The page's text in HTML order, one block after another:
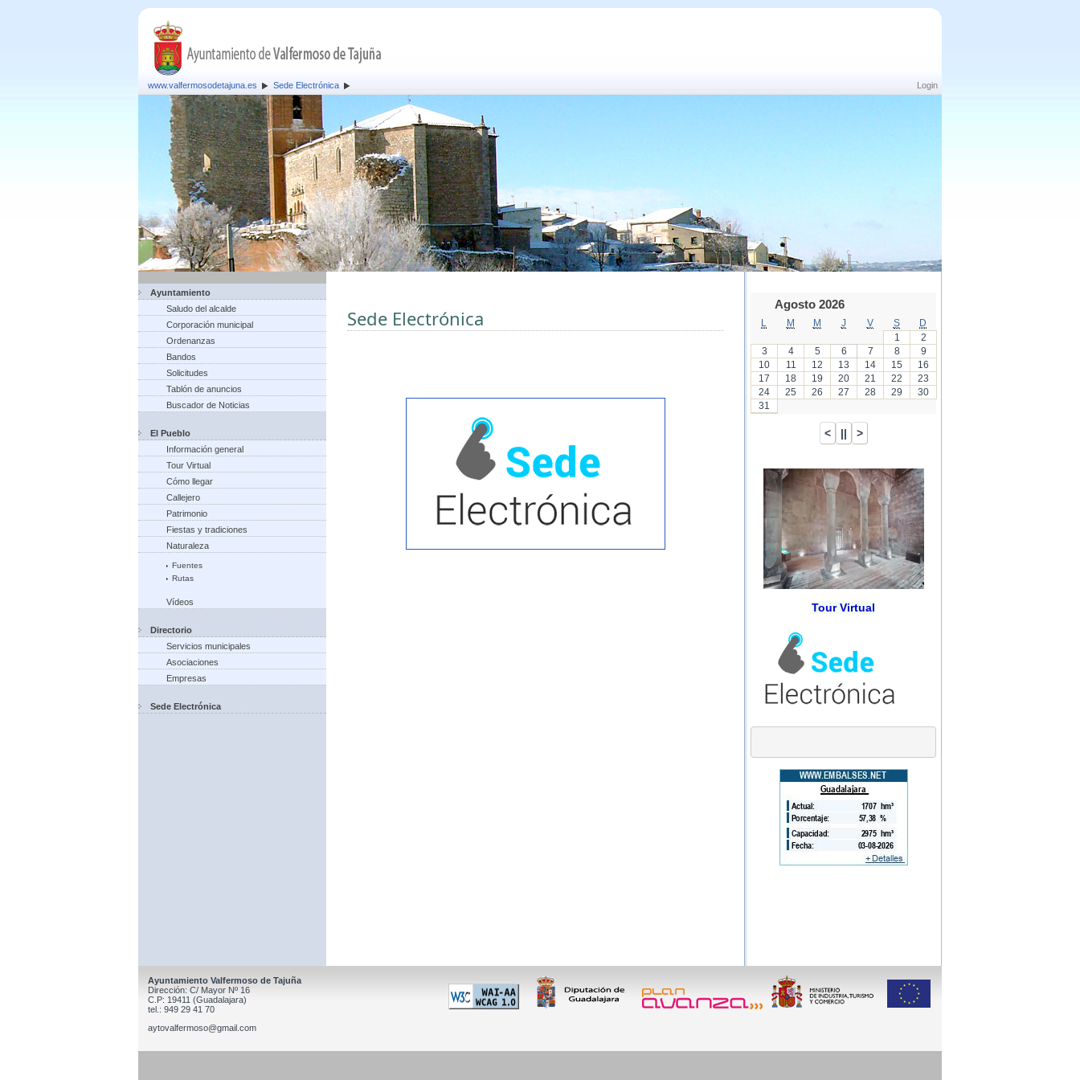
Login
www.valfermosodetajuna.es Sede Electrónica
Ayuntamiento
Saludo del alcalde
Corporación municipal
Ordenanzas
Bandos
Solicitudes
Tablón de anuncios
Buscador de Noticias
El Pueblo
Información general
Tour Virtual
Cómo llegar
Callejero
Patrimonio
Fiestas y tradiciones
Naturaleza
Fuentes
Rutas
Vídeos
Directorio
Servicios municipales
Asociaciones
Empresas
Sede Electrónica
Sede Electrónica
Agosto 2026
M M J V S
D
1
2
3
4 5 6 7 8
9
10
11 12 13 14 15
16
17
18 19 20 21 22
23
24
25 26 27 28 29
30
31
Tour Virtual
Ayuntamiento Valfermoso de Tajuña
Dirección: C/ Mayor Nº 16
C.P: 19411 (Guadalajara)
tel.: 949 29 41 70
aytovalfermoso@gmail.com